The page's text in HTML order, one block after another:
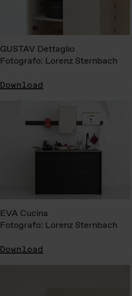
GUSTAV Dettaglio
Fotografo: Lorenz Sternbach
Download
EVA Cucina
Fotografo: Lorenz Sternbach
Download